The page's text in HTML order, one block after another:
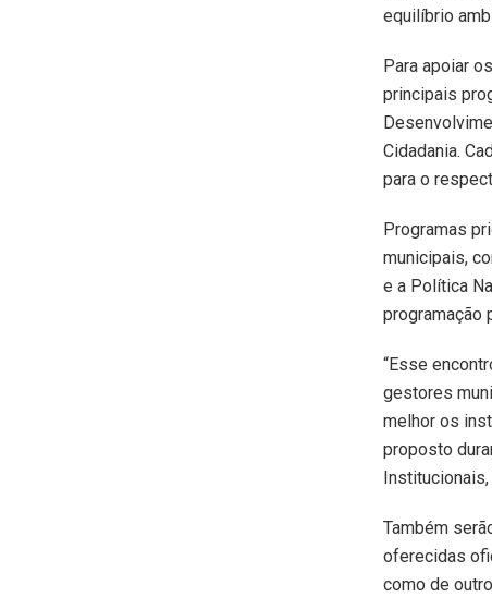
equilíbrio
Para apoiar
principais
Cidadania.
para o
Programas
municipais,
e a Política
programação
“Esse
gestores
melhor os
proposto
Também
oferecidas
como de